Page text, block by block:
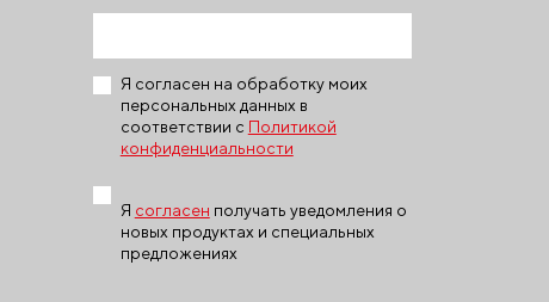
Я согласен на обработку моих
персональных данных в
соответствии с Политикой
конфиденциальности
Я согласен получать уведомления о
новых продуктах и специальных
предложениях